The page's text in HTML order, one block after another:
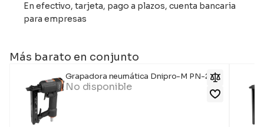
En efectivo, tarjeta, pago a plazos, cuenta bancaria
para empresas
Más barato en conjunto
Grapadora neumática Dnipro-M PN-22S
No disponible